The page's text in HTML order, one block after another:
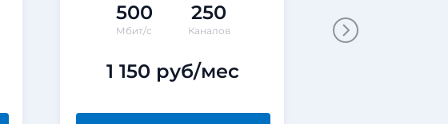
500
Мбит/с
250
Каналов
1 150 руб/мес
200
Мбит/с